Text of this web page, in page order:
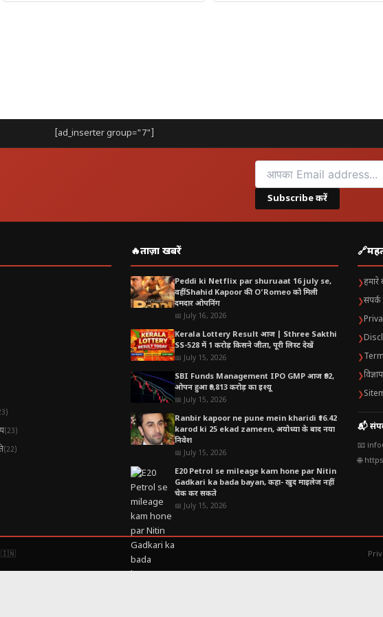
महोत्सव और जर्मन चांसलर से मुलाकात
[ad_inserter group="7"]
Subscribe करें
(23)
(22)
🔥ताज़ा खबरें
Peddi ki Netflix par shuruaat 16 july se,
वहीं Shahid Kapoor की O’Romeo को मिली
दमदार ओपनिंग
📅 July 16, 2026
Kerala Lottery Result आज | Sthree Sakthi
SS-528 में 1 करोड़ किसने जीता, पूरी लिस्ट देखें
📅 July 15, 2026
SBI Funds Management IPO GMP आज ₹92,
ओपन हुआ ₹9,813 करोड़ का इश्यू
📅 July 15, 2026
Ranbir kapoor ne pune mein kharidi ₹16.42
karod ki 25 ekad zameen, अयोध्या के बाद नया
निवेश
📅 July 15, 2026
E20 Petrol se mileage kam hone par Nitin
Gadkari ka bada bayan, कहा- खुद माइलेज नहीं
चेक कर सकते
📅 July 15, 2026
🔗
❯हमारे
❯संपर्क
❯
❯
❯
❯
❯
📬
📧
🌐
🇮🇳